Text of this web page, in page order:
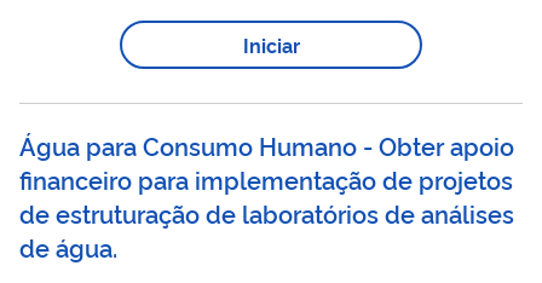
segurança alimentar e nutricional.
Iniciar
Água para Consumo Humano - Obter apoio
financeiro para implementação de projetos
de estruturação de laboratórios de análises
de água.